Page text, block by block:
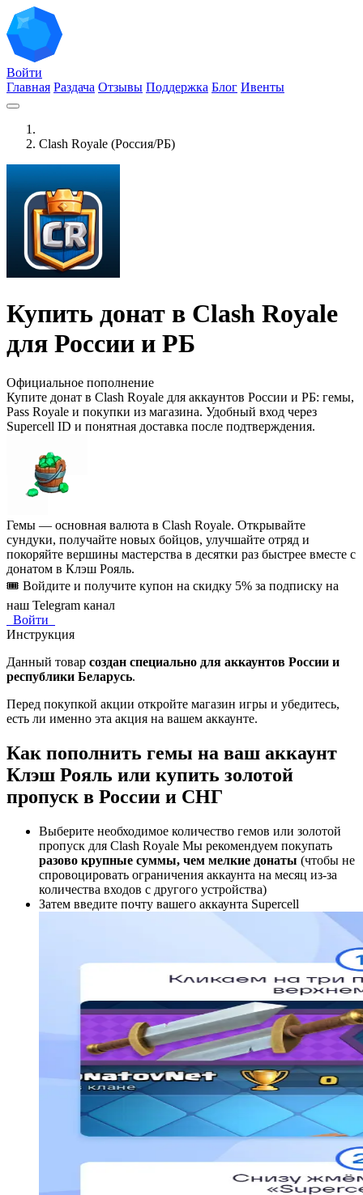
Войти
Главная Раздача Отзывы Поддержка Блог Ивенты
Clash Royale (Россия/РБ)
Купить донат в Clash Royale
для России и РБ
Официальное пополнение
Купите донат в Clash Royale для аккаунтов России и РБ: гемы,
Pass Royale и покупки из магазина. Удобный вход через
Supercell ID и понятная доставка после подтверждения.
Гемы — основная валюта в Clash Royale. Открывайте
сундуки, получайте новых бойцов, улучшайте отряд и
покоряйте вершины мастерства в десятки раз быстрее вместе с
донатом в Клэш Рояль.
🎟️ Войдите и получите купон на скидку 5% за подписку на
наш Telegram канал
Войти
Инструкция
Данный товар создан специально для аккаунтов России и
республики Беларусь.
Перед покупкой акции откройте магазин игры и убедитесь,
есть ли именно эта акция на вашем аккаунте.
Как пополнить гемы на ваш аккаунт
Клэш Рояль или купить золотой
пропуск в России и СНГ
Выберите необходимое количество гемов или золотой
пропуск для Clash Royale Мы рекомендуем покупать
разово крупные суммы, чем мелкие донаты (чтобы не
спровоцировать ограничения аккаунта на месяц из-за
количества входов с другого устройства)
Затем введите почту вашего аккаунта Supercell